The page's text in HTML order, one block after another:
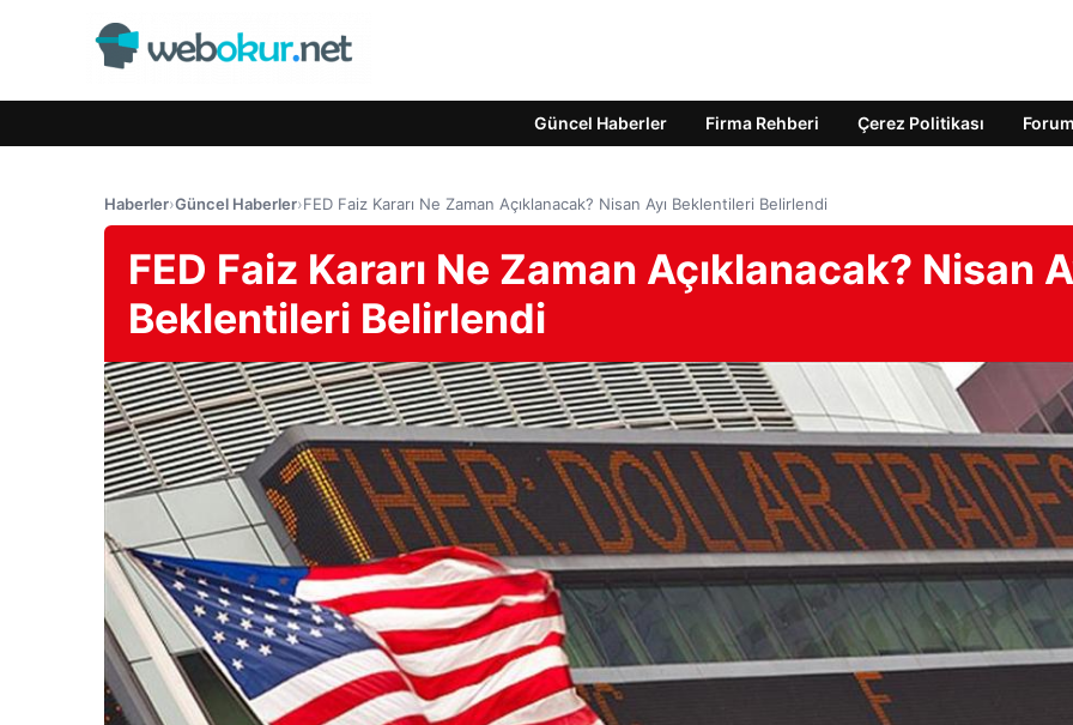
Güncel Haberler Firma Rehberi Çerez Politikası Forum
Haberler›Güncel Haberler›FED Faiz Kararı Ne Zaman Açıklanacak? Nisan Ayı Beklentileri Belirlendi
FED Faiz Kararı Ne Zaman Açıklanacak? Nisan
Beklentileri Belirlendi